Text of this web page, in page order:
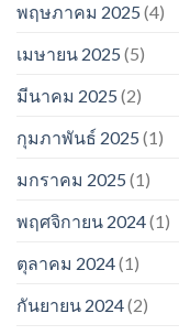
พฤษภาคม 2025 (4)
เมษายน 2025 (5)
มีนาคม 2025 (2)
กุมภาพันธ์ 2025 (1)
มกราคม 2025 (1)
พฤศจิกายน 2024(1)
ตุลาคม 2024(1)
กันยายน 2024(2)